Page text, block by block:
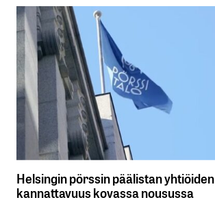
Helsingin pörssin päälistan yhtiöiden
kannattavuus kovassa nousussa